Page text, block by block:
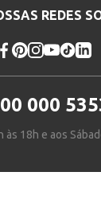
REDES
000
às 18h e aos